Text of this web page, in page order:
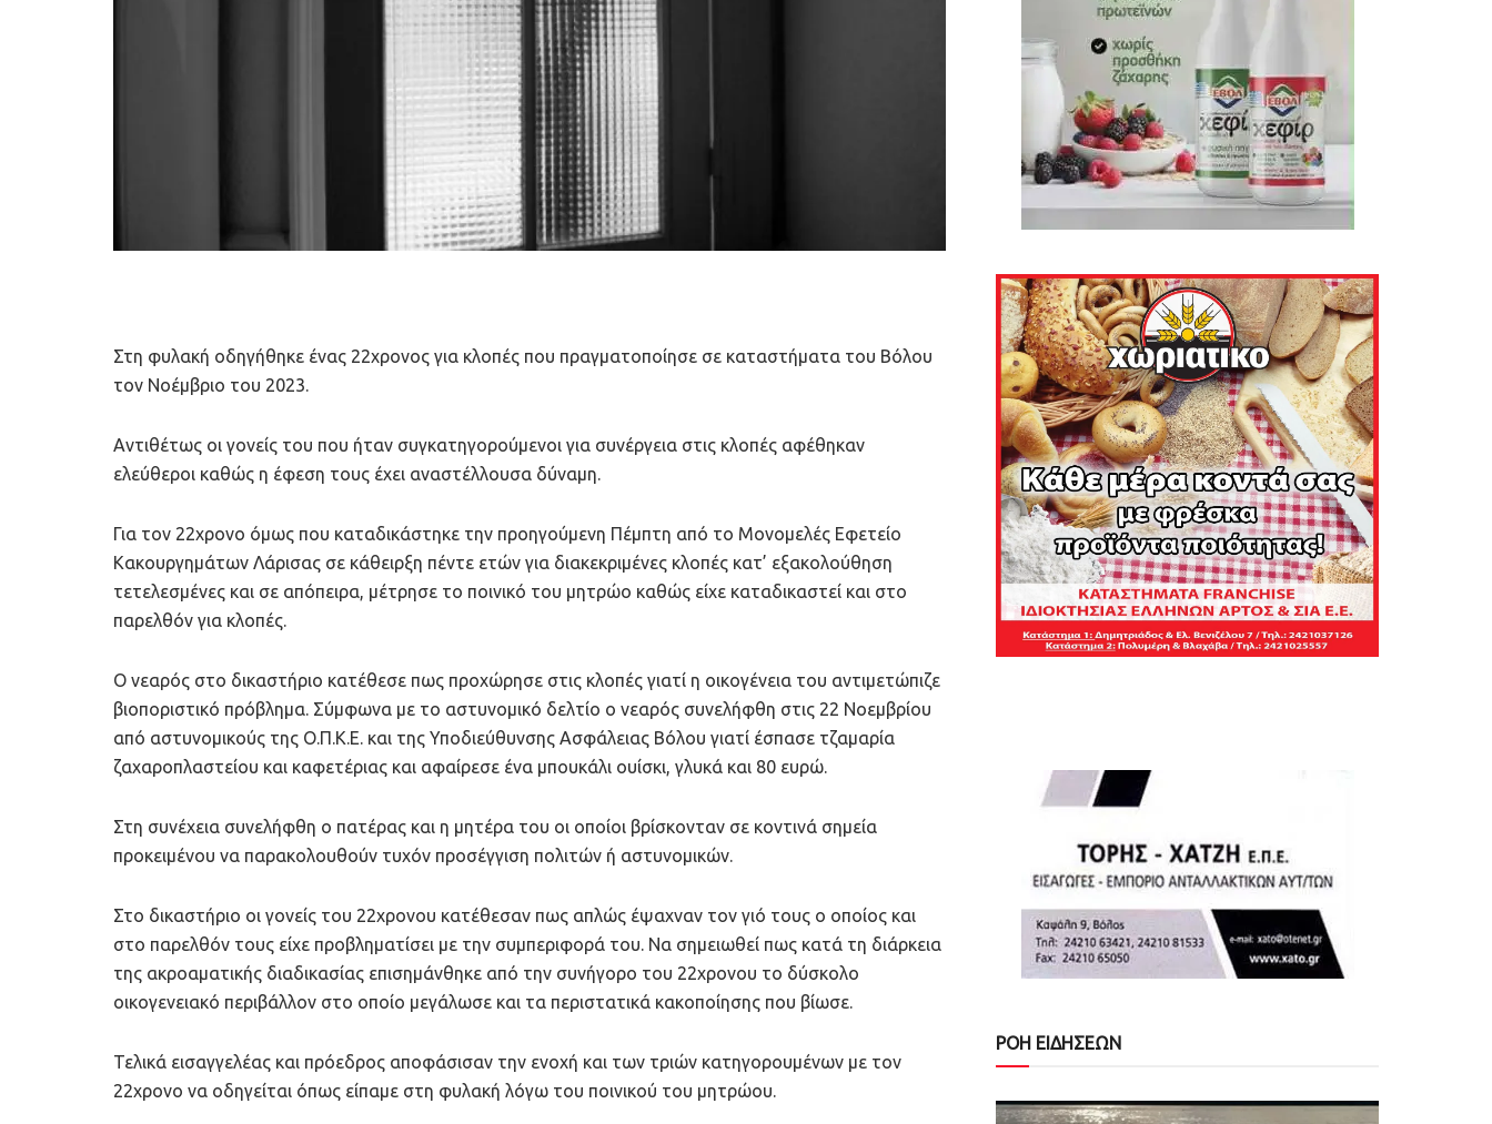
Στη φυλακή οδηγήθηκε ένας 22χρονος για κλοπές που πραγματοποίησε σε καταστήματα του Βόλου
τον Νοέμβριο του 2023.
Αντιθέτως οι γονείς του που ήταν συγκατηγορούμενοι για συνέργεια στις κλοπές αφέθηκαν
ελεύθεροι καθώς η έφεση τους έχει αναστέλλουσα δύναμη.
Για τον 22χρονο όμως που καταδικάστηκε την προηγούμενη Πέμπτη από το Μονομελές Εφετείο
Κακουργημάτων Λάρισας σε κάθειρξη πέντε ετών για διακεκριμένες κλοπές κατ’ εξακολούθηση
τετελεσμένες και σε απόπειρα, μέτρησε το ποινικό του μητρώο καθώς είχε καταδικαστεί και στο
παρελθόν για κλοπές.
Ο νεαρός στο δικαστήριο κατέθεσε πως προχώρησε στις κλοπές γιατί η οικογένεια του αντιμετώπιζε
βιοποριστικό πρόβλημα. Σύμφωνα με το αστυνομικό δελτίο ο νεαρός συνελήφθη στις 22 Νοεμβρίου
από αστυνομικούς της Ο.Π.Κ.Ε. και της Υποδιεύθυνσης Ασφάλειας Βόλου γιατί έσπασε τζαμαρία
ζαχαροπλαστείου και καφετέριας και αφαίρεσε ένα μπουκάλι ουίσκι, γλυκά και 80 ευρώ.
Στη συνέχεια συνελήφθη ο πατέρας και η μητέρα του οι οποίοι βρίσκονταν σε κοντινά σημεία
προκειμένου να παρακολουθούν τυχόν προσέγγιση πολιτών ή αστυνομικών.
Στο δικαστήριο οι γονείς του 22χρονου κατέθεσαν πως απλώς έψαχναν τον γιό τους ο οποίος και
στο παρελθόν τους είχε προβληματίσει με την συμπεριφορά του. Να σημειωθεί πως κατά τη διάρκεια
της ακροαματικής διαδικασίας επισημάνθηκε από την συνήγορο του 22χρονου το δύσκολο
οικογενειακό περιβάλλον στο οποίο μεγάλωσε και τα περιστατικά κακοποίησης που βίωσε.
Τελικά εισαγγελέας και πρόεδρος αποφάσισαν την ενοχή και των τριών κατηγορουμένων με τον
22χρονο να οδηγείται όπως είπαμε στη φυλακή λόγω του ποινικού του μητρώου.
ΡΟΗ ΕΙΔΗΣΕΩΝ